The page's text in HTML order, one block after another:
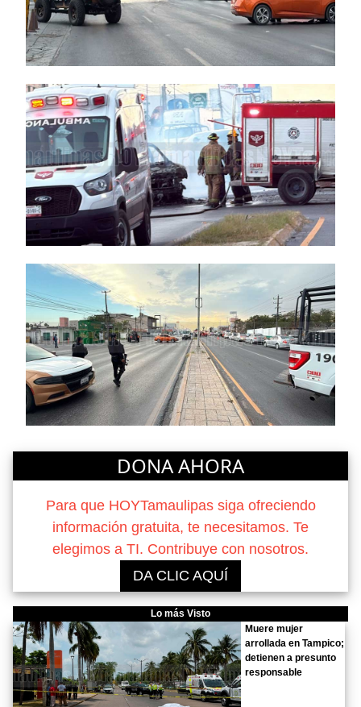
DONA AHORA
Para que HOYTamaulipas siga ofreciendo
información gratuita, te necesitamos. Te
elegimos a TI. Contribuye con nosotros.
DA CLIC AQUÍ
Lo más Visto
Muere mujer
arrollada en Tampico;
detienen a presunto
responsable